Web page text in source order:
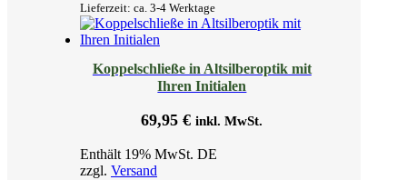
Lieferzeit: ca. 3-4 Werktage
Koppelschließe in Altsilberoptik mit
Ihren Initialen
69,95€ inkl. MwSt.
Enthält 19% MwSt. DE
zzgl. Versand